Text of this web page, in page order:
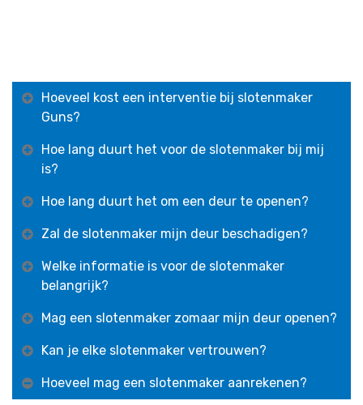
Hoeveel kost een interventie bij slotenmaker
Guns?
Hoe lang duurt het voor de slotenmaker bij mij
is?
Hoe lang duurt het om een deur te openen?
Zal de slotenmaker mijn deur beschadigen?
Welke informatie is voor de slotenmaker
belangrijk?
Mag een slotenmaker zomaar mijn deur openen?
Kan je elke slotenmaker vertrouwen?
Hoeveel mag een slotenmaker aanrekenen?